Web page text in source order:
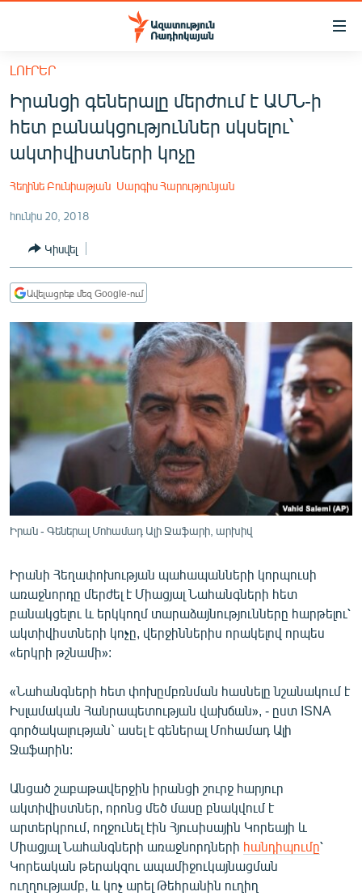
Մատչելիության
հիմնական
բովանդակությանը
Անցնել
հիմնական
մենյուին
ՀԱՅԱՍՏԱՆ
ՔԱՂԱՔԱԿԱՆ
ՏՆՏԵՍՈՒԹՅՈՒՆ
ՂԱՐԱԲԱՂ
ՏԱՐԱԾԱՇՐՋԱՆ
ՄԻՋԱԶԳԱՅԻՆ
ՍՊՈՐՏ
ՄԵԿՆԱԲԱՆՈՒԹՅՈՒՆ
ՏՏ ԵՒ ԻՆՏԵՐՆԵՏ
ՏԵՍԱՆՅՈՒԹԵՐ
ԲԱՆԱՎԵՃ
ՁԳՏԵԼՈՎ ԼԱՎԱԳՈՒՅՆԻՆ
Հայերեն
English
ՀԵՏԵՎԵՔ ՄԵԶ
ԼՈՒՐԵՐ
Իրանցի գեներալը մերժում է ԱՄՆ-ի
հետ բանակցություններ սկսելու՝
ակտիվիստների կոչը
Հեղինե Բունիաթյան Սարգիս Հարությունյան
հունիս 20, 2018
Կիսվել
Ավելացրեք մեզ Google-ում
Իրան - Գեներալ Մոհամադ Ալի Ջաֆարի, արխիվ
Իրանի Հեղափոխության պահապանների կորպուսի
առաջնորդը մերժել է Միացյալ Նահանգների հետ
բանակցելու և երկկողմ տարաձայնությունները հարթելու՝
ակտիվիստների կոչը, վերջիններիս որակելով որպես
«երկրի թշնամի»:
«Նահանգների հետ փոխըմբռնման հասնելը նշանակում է
Իսլամական Հանրապետության վախճան», - ըստ ISNA
գործակալության` ասել է գեներալ Մոհամադ Ալի
Ջաֆարին:
Անցած շաբաթավերջին իրանցի շուրջ հարյուր
ակտիվիստներ, որոնց մեծ մասը բնակվում է
արտերկրում, ողջունել էին Հյուսիսային Կորեայի և
Միացյալ Նահանգների առաջնորդների հանդիպումը՝
Կորեական թերակզու ապամիջուկայնացման
ուղղությամբ, և կոչ արել Թեհրանին ուղիղ